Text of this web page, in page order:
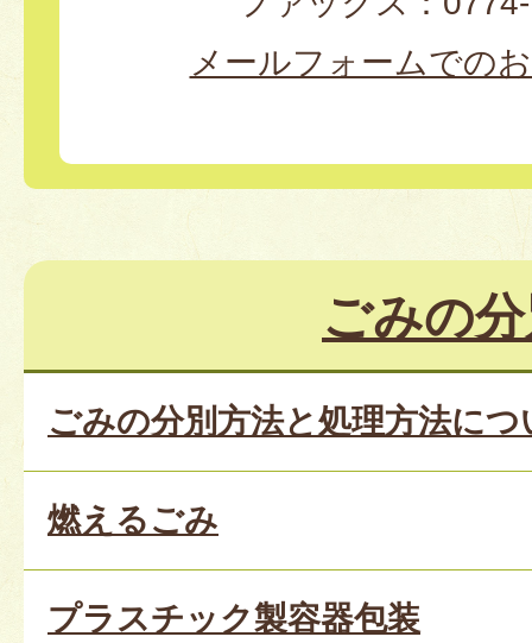
メールフォームでの
ごみの
ごみの分別方法と処理方法につ
燃えるごみ
プラスチック製容器包装